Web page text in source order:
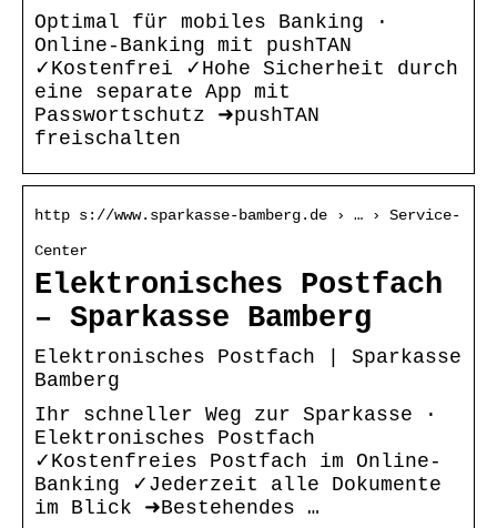
Optimal für mobiles Banking ·
Online-Banking mit pushTAN
✓Kostenfrei ✓Hohe Sicherheit durch
eine separate App mit
Passwortschutz ➜pushTAN
freischalten
http s://www.sparkasse-bamberg.de › … › Service-
Center
Elektronisches Postfach
– Sparkasse Bamberg
Elektronisches Postfach | Sparkasse
Bamberg
Ihr schneller Weg zur Sparkasse ·
Elektronisches Postfach
✓Kostenfreies Postfach im Online-
Banking ✓Jederzeit alle Dokumente
im Blick ➜Bestehendes …